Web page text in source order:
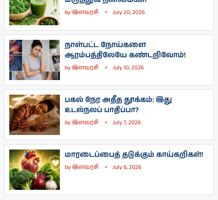
byஇளவரசி July 20, 2026
நாள்பட்ட நோய்களை
ஆரம்பத்திலேயே கண்டறிவோம்!
byஇளவரசி July 10, 2026
பகல் நேர அதீத தூக்கம்: இது
உடல்நலப் பாதிப்பா?
byஇளவரசி July 7, 2026
மாரடைப்பைத் தடுக்கும் காய்கறிகள்!
byஇளவரசி July 6, 2026